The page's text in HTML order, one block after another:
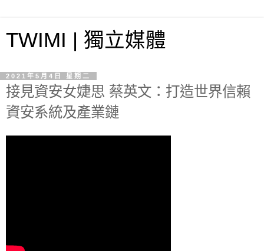
TWIMI | 獨立媒體
2021年5月4日 星期二
接見資安女婕思 蔡英文：打造世界信賴
資安系統及產業鏈